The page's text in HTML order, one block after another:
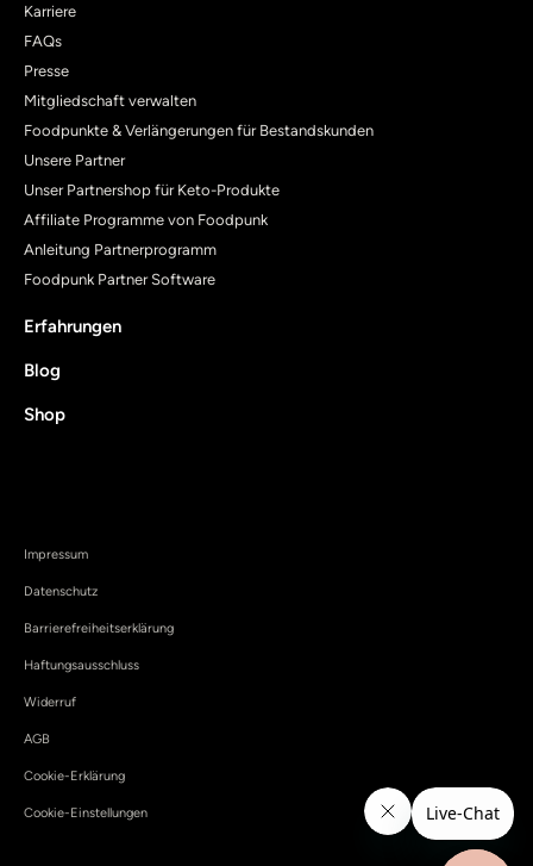
Karriere
FAQs
Presse
Mitgliedschaft verwalten
Foodpunkte & Verlängerungen für Bestandskunden
Unsere Partner
Unser Partnershop für Keto-Produkte
Affiliate Programme von Foodpunk
Anleitung Partnerprogramm
Foodpunk Partner Software
Erfahrungen
Blog
Shop
Impressum
Datenschutz
Barrierefreiheitserklärung
Haftungsausschluss
Widerruf
AGB
Cookie-Erklärung
Cookie-Einstellungen